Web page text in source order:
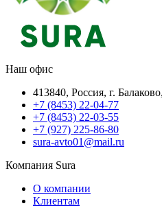
Наш офис
413840, Россия, г.
+7 (8453) 22-04-77
+7 (8453) 22-03-55
+7 (927) 225-86-80
sura-avto01@mail.ru
Компания Sura
О компании
Клиентам